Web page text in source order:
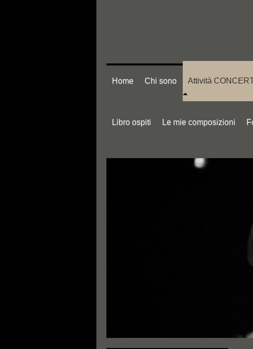
Home Chi sono Attività
Libro ospiti Le mie composizioni